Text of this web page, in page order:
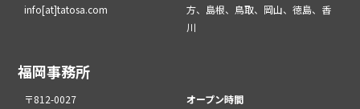
info[at]tatosa.com
方、島根、鳥取、岡山、徳島、香
川
福岡事務所
〒812-0027
オープン時間